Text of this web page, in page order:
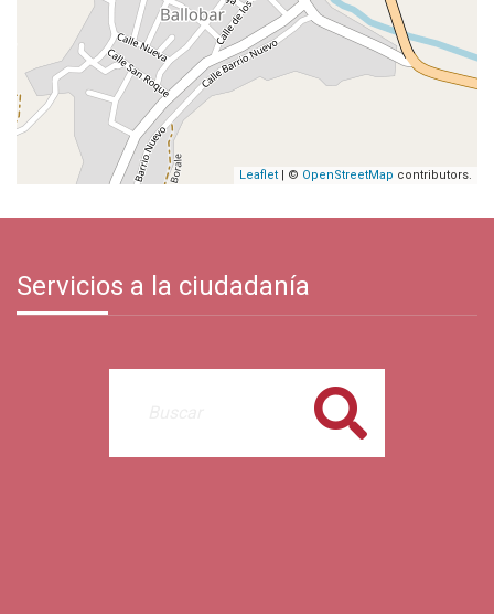
Leaflet | © OpenStreetMap contributors.
Servicios a la ciudadanía
Buscar